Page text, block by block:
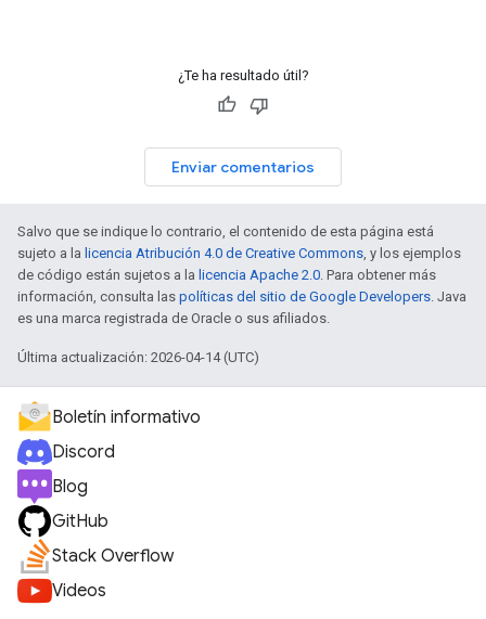
¿Te ha resultado útil?
Enviar comentarios
Salvo que se indique lo contrario, el contenido de esta página está
sujeto a la licencia Atribución 4.0 de Creative Commons, y los ejemplos
de código están sujetos a la licencia Apache 2.0. Para obtener más
información, consulta las políticas del sitio de Google Developers. Java
es una marca registrada de Oracle o sus afiliados.
Última actualización: 2026-04-14 (UTC)
Boletín informativo
Discord
Blog
GitHub
Stack Overflow
Videos